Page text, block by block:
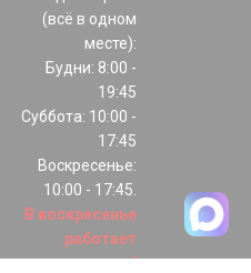
(всё в одном
месте):
Будни: 8:00 -
19:45
Суббота: 10:00 -
17:45
Воскресенье:
10:00 - 17:45.
В воскресенье
работает
только шоурум!